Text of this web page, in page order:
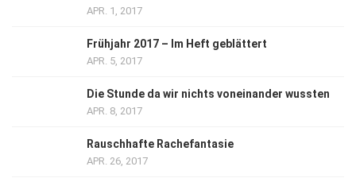
APR. 1, 2017
Frühjahr 2017 – Im Heft geblättert
APR. 5, 2017
Die Stunde da wir nichts voneinander wussten
APR. 8, 2017
Rauschhafte Rachefantasie
APR. 26, 2017